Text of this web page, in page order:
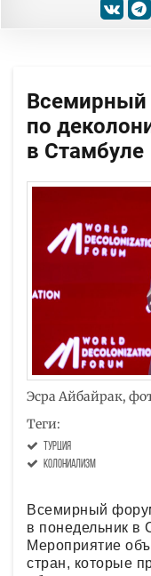
по
в Стамбуле
Эсра Айбайрак,
Теги:
Турция
колониализм
Всемирный
в понедельник в
Мероприятие
стран, которые